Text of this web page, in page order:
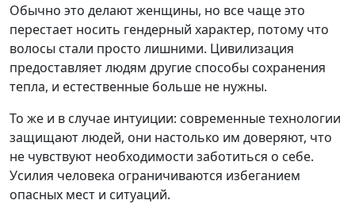
Обычно это делают женщины, но все чаще это
перестает носить гендерный характер, потому что
волосы стали просто лишними. Цивилизация
предоставляет людям другие способы сохранения
тепла, и естественные больше не нужны.
То же и в случае интуиции: современные технологии
защищают людей, они настолько им доверяют, что
не чувствуют необходимости заботиться о себе.
Усилия человека ограничиваются избеганием
опасных мест и ситуаций.